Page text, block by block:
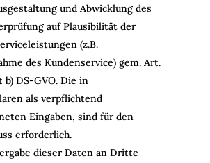
und Abwicklung des
auf Plausibilität der
(z.B.
des Kundenservice) gem. Art.
b) DS-GVO. Die in
als verpflichtend
Eingaben, sind für den
erforderlich.
dieser Daten an Dritte